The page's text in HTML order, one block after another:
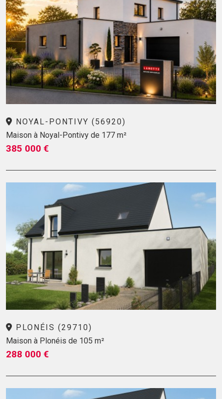
NOYAL-PONTIVY (56920)
Maison à Noyal-Pontivy de 177 m²
385 000 €
PLONÉIS (29710)
Maison à Plonéis de 105 m²
288 000 €